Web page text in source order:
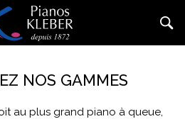
NOS GAMMES
au plus grand piano à queue,